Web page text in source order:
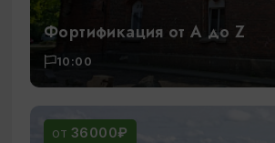
Фортификация от А до Z
10:00
ОТ 36000₽